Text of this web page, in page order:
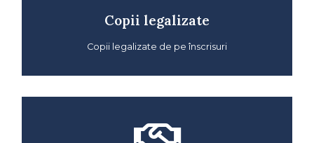
Copii legalizate
Copii legalizate de pe înscrisuri